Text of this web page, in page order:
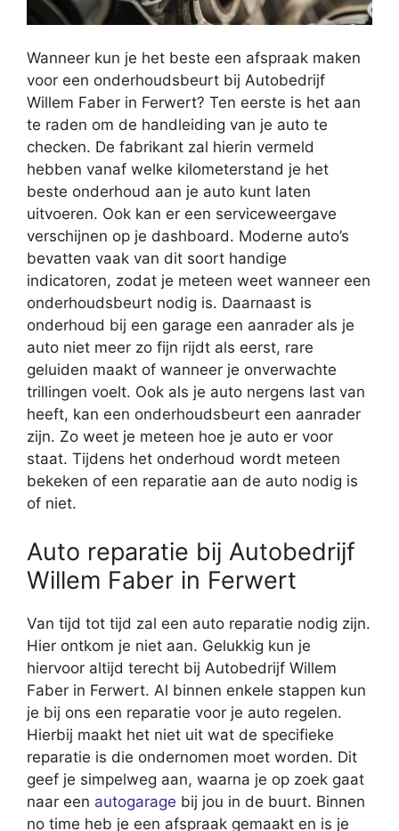
Wanneer kun je het beste een afspraak maken
voor een onderhoudsbeurt bij Autobedrijf
Willem Faber in Ferwert? Ten eerste is het aan
te raden om de handleiding van je auto te
checken. De fabrikant zal hierin vermeld
hebben vanaf welke kilometerstand je het
beste onderhoud aan je auto kunt laten
uitvoeren. Ook kan er een serviceweergave
verschijnen op je dashboard. Moderne auto’s
bevatten vaak van dit soort handige
indicatoren, zodat je meteen weet wanneer een
onderhoudsbeurt nodig is. Daarnaast is
onderhoud bij een garage een aanrader als je
auto niet meer zo fijn rijdt als eerst, rare
geluiden maakt of wanneer je onverwachte
trillingen voelt. Ook als je auto nergens last van
heeft, kan een onderhoudsbeurt een aanrader
zijn. Zo weet je meteen hoe je auto er voor
staat. Tijdens het onderhoud wordt meteen
bekeken of een reparatie aan de auto nodig is
of niet.
Auto reparatie bij Autobedrijf
Willem Faber in Ferwert
Van tijd tot tijd zal een auto reparatie nodig zijn.
Hier ontkom je niet aan. Gelukkig kun je
hiervoor altijd terecht bij Autobedrijf Willem
Faber in Ferwert. Al binnen enkele stappen kun
je bij ons een reparatie voor je auto regelen.
Hierbij maakt het niet uit wat de specifieke
reparatie is die ondernomen moet worden. Dit
geef je simpelweg aan, waarna je op zoek gaat
naar een autogarage bij jou in de buurt. Binnen
no time heb je een afspraak gemaakt en is je